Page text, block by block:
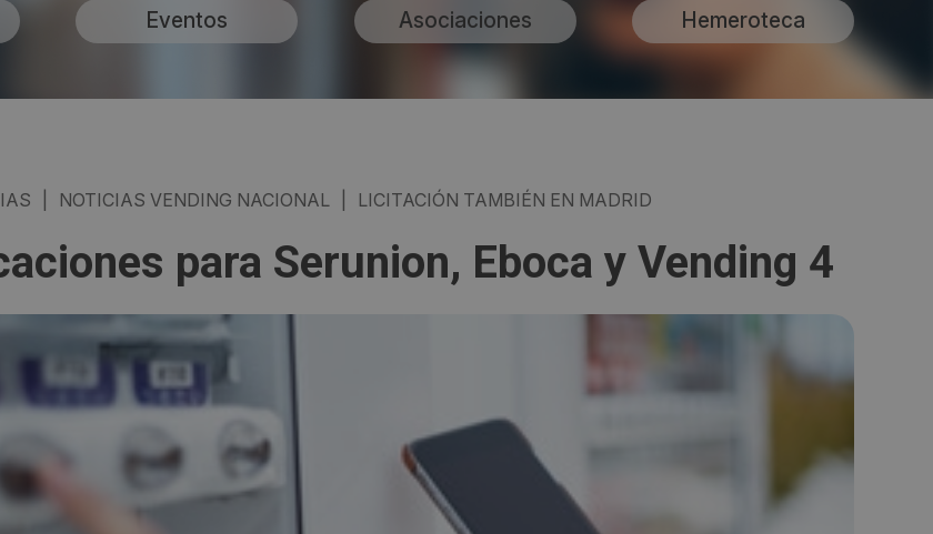
Eventos Asociaciones Hemeroteca
NOTICIAS VENDING NACIONAL LICITACIÓN TAMBIÉN EN MADRID
para Serunion, Eboca y Vending 4